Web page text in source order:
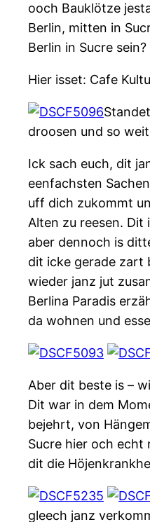
ooch Bauklötze
Berlin, mitten in
Berlin in Sucre sein?
Hier isset: Cafe
droosen und so
Ick sach euch, dit
eenfachsten
uff dich zukommt
Alten zu reesen. Dit
aber dennoch is
dit icke gerade zart
wieder janz jut
Berlina Paradis
da wohnen und
Aber dit beste is –
Dit war in dem
bejehrt, von
Sucre hier och echt
dit die
gleech janz